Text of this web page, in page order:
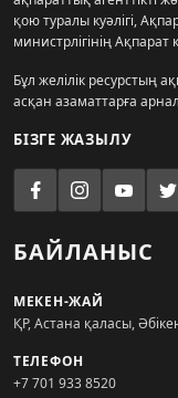
қою туралы куәлігі,
министрлігінің Ақпарат
Бұл желілік ресурстың
асқан азаматтарға
БІЗГЕ ЖАЗЫЛУ
БАЙЛАНЫС
МЕКЕН-ЖАЙ
ҚР, Астана қаласы,
ТЕЛЕФОН
+7 701 933 8520